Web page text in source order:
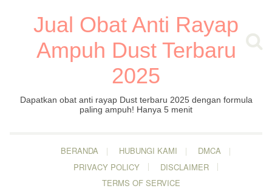
Jual Obat Anti Rayap
Ampuh Dust Terbaru
2025
Dapatkan obat anti rayap Dust terbaru 2025 dengan formula
paling ampuh! Hanya 5 menit
BERANDA HUBUNGI KAMI
DMCA
PRIVACY POLICY
DISCLAIMER
TERMS OF SERVICE